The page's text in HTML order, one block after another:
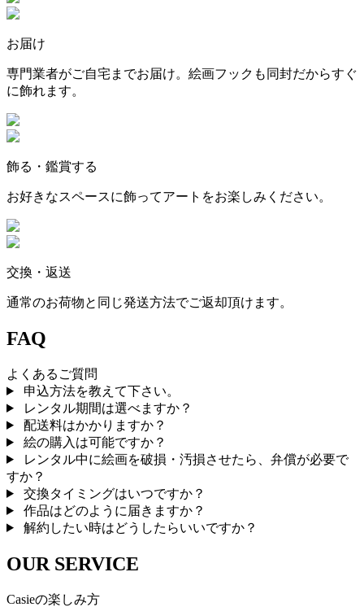
お届け
専門業者がご自宅までお届け。絵画フックも同封だからすぐ
に飾れます。
飾る・鑑賞する
お好きなスペースに飾ってアートをお楽しみください。
交換・返送
通常のお荷物と同じ発送方法でご返却頂けます。
FAQ
よくあるご質問
申込方法を教えて下さい。
レンタル期間は選べますか？
配送料はかかりますか？
絵の購入は可能ですか？
レンタル中に絵画を破損・汚損させたら、弁償が必要で
すか？
交換タイミングはいつですか？
作品はどのように届きますか？
解約したい時はどうしたらいいですか？
OUR SERVICE
Casieの楽しみ方